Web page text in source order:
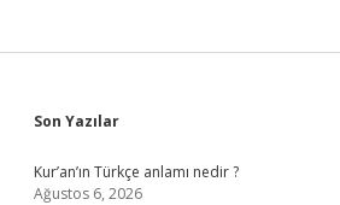
Sidebar
Son Yazılar
Kur’an’ın Türkçe anlamı nedir ?
Ağustos 6, 2026